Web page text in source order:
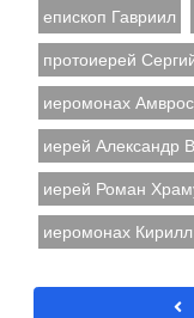
епископ Гавриил
протоиерей
иеромонах
иерей Александр
иерей Роман
иеромонах